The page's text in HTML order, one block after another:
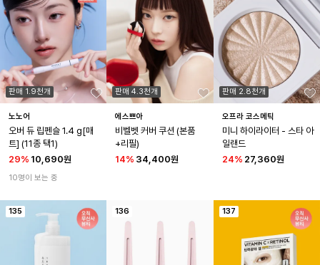
판매 1.9천개
노노어
오버 듀 립펜슬 1.4 g[매
트] (11종 택1)
29% 10,690원
10명이 보는 중
판매 4.3천개
에스쁘아
비벨벳 커버 쿠션 (본품
+리필)
14% 34,400원
판매 2.8천개
오프라 코스메틱
미니 하이라이터 - 스타 아
일랜드
24% 27,360원
135 136 137